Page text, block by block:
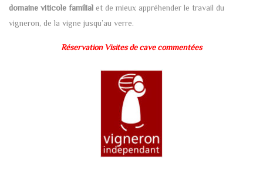
domaine viticole familial et de mieux appréhender le travail du
vigneron, de la vigne jusqu’au verre.
Réservation Visites de cave commentées